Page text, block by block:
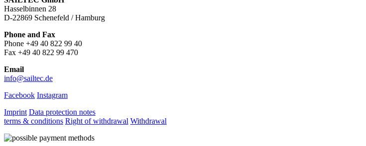
Hasselbinnen 28
D-22869 Schenefeld / Hamburg
Phone and Fax
Phone +49 40 822 99 40
Fax +49 40 822 99 470
Email
info@sailtec.de
Facebook Instagram
Imprint Data protection notes
terms & conditions Right of withdrawal Withdrawal